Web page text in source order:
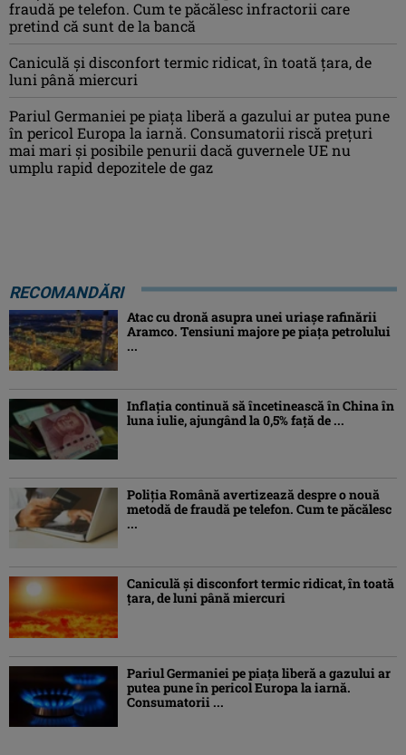
fraudă pe telefon. Cum te păcălesc infractorii care
pretind că sunt de la bancă
Caniculă şi disconfort termic ridicat, în toată ţara, de
luni până miercuri
Pariul Germaniei pe piaţa liberă a gazului ar putea pune
în pericol Europa la iarnă. Consumatorii riscă preţuri
mai mari şi posibile penurii dacă guvernele UE nu
umplu rapid depozitele de gaz
RECOMANDĂRI
Atac cu dronă asupra unei uriașe rafinării
Aramco. Tensiuni majore pe piața petrolului
...
Inflaţia continuă să încetinească în China în
luna iulie, ajungând la 0,5% faţă de ...
Poliția Română avertizează despre o nouă
metodă de fraudă pe telefon. Cum te păcălesc
...
Caniculă şi disconfort termic ridicat, în toată
ţara, de luni până miercuri
Pariul Germaniei pe piaţa liberă a gazului ar
putea pune în pericol Europa la iarnă.
Consumatorii ...